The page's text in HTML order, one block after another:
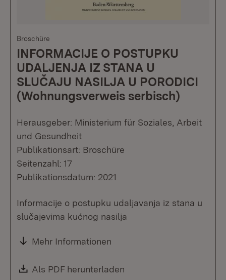
Broschüre
INFORMACIJE O POSTUPKU
UDALJENJA IZ STANA U
SLUČAJU NASILJA U PORODICI
(Wohnungsverweis serbisch)
Herausgeber: Ministerium für Soziales, Arbeit
und Gesundheit
Publikationsart: Broschüre
Seitenzahl: 17
Publikationsdatum: 2021
Informacije o postupku udaljavanja iz stana u
slučajevima kućnog nasilja
Mehr Informationen
Download:
Als PDF herunterladen